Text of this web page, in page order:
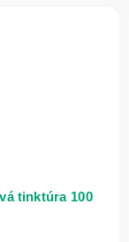
tinktúra 100